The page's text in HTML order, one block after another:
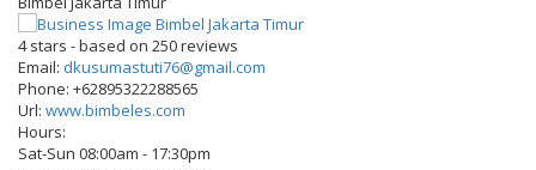
4stars - based on 250reviews
Email: dkusumastuti76@gmail.com
Phone: +62895322288565
Url: www.bimbeles.com
Hours:
Sat-Sun 08:00am - 17:30pm